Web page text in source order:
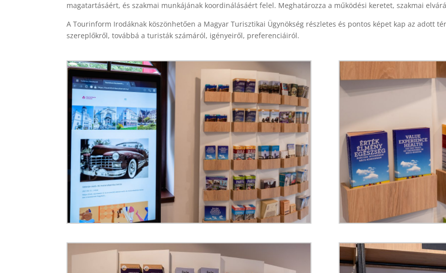
magatartásáért, és szakmai munkájának koordinálásáért felel. Meghatározza a működési keretet, szakmai
A Tourinform Irodáknak köszönhetően a Magyar Turisztikai Ügynökség részletes és pontos képet kap az adott
szereplőkről, továbbá a turisták számáról, igényeiről, preferenciáiról.